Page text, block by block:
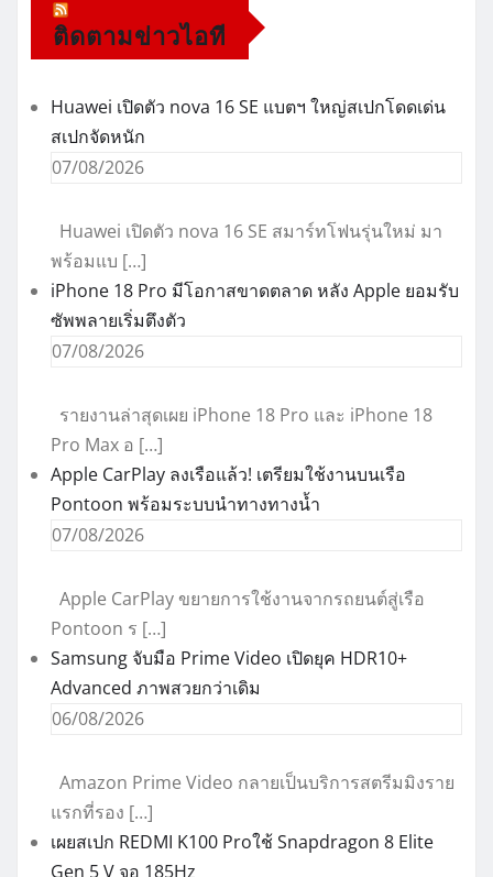
ติดตามข่าวไอที
Huawei เปิดตัว nova 16 SE แบตฯ ใหญ่สเปกโดดเด่น
สเปกจัดหนัก
07/08/2026
Huawei เปิดตัว nova 16 SE สมาร์ทโฟนรุ่นใหม่ มา
พร้อมแบ […]
iPhone 18 Pro มีโอกาสขาดตลาด หลัง Apple ยอมรับ
ซัพพลายเริ่มตึงตัว
07/08/2026
รายงานล่าสุดเผย iPhone 18 Pro และ iPhone 18
Pro Max อ […]
Apple CarPlay ลงเรือแล้ว! เตรียมใช้งานบนเรือ
Pontoon พร้อมระบบนำทางทางน้ำ
07/08/2026
Apple CarPlay ขยายการใช้งานจากรถยนต์สู่เรือ
Pontoon ร […]
Samsung จับมือ Prime Video เปิดยุค HDR10+
Advanced ภาพสวยกว่าเดิม
06/08/2026
Amazon Prime Video กลายเป็นบริการสตรีมมิงราย
แรกที่รอง […]
เผยสเปก REDMI K100 Proใช้ Snapdragon 8 Elite
Gen 5 V จอ 185Hz